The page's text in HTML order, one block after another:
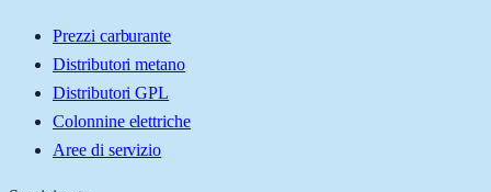
Prezzi carburante
Distributori metano
Distributori GPL
Colonnine elettriche
Aree di servizio